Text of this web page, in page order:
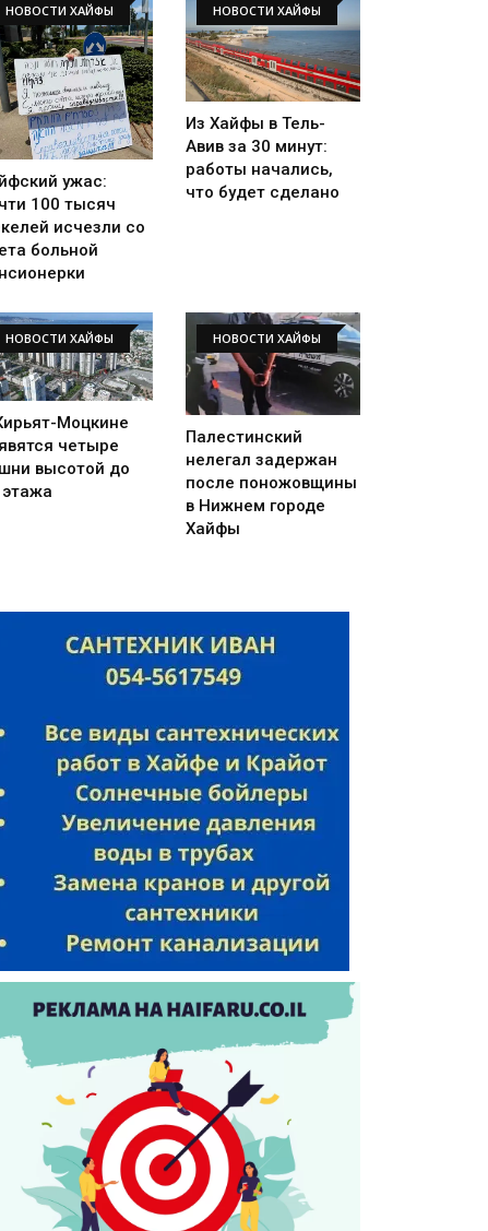
НОВОСТИ ХАЙФЫ
ужас:
100 тысяч
исчезли со
больной
НОВОСТИ ХАЙФЫ
Из Хайфы в Тель-
Авив за 30 минут:
работы начались,
что будет сделано
НОВОСТИ ХАЙФЫ
Моцкине
четыре
высотой до
НОВОСТИ ХАЙФЫ
Палестинский
нелегал задержан
после поножовщины
в Нижнем городе
Хайфы